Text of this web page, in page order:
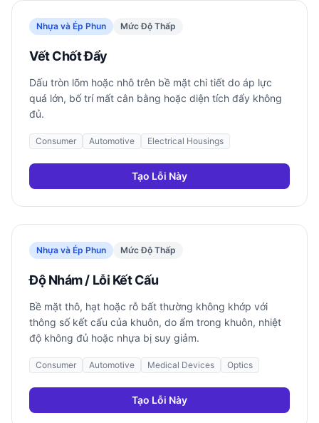
Nhựa và Ép Phun Mức Độ Thấp
Vết Chốt Đẩy
Dấu tròn lõm hoặc nhô trên bề mặt chi tiết do áp lực
quá lớn, bố trí mất cân bằng hoặc diện tích đẩy không
đủ.
Consumer Automotive Electrical Housings
Tạo Lỗi Này
Nhựa và Ép Phun Mức Độ Thấp
Độ Nhám / Lỗi Kết Cấu
Bề mặt thô, hạt hoặc rỗ bất thường không khớp với
thông số kết cấu của khuôn, do ẩm trong khuôn, nhiệt
độ không đủ hoặc nhựa bị suy giảm.
Consumer Automotive Medical Devices Optics
Tạo Lỗi Này